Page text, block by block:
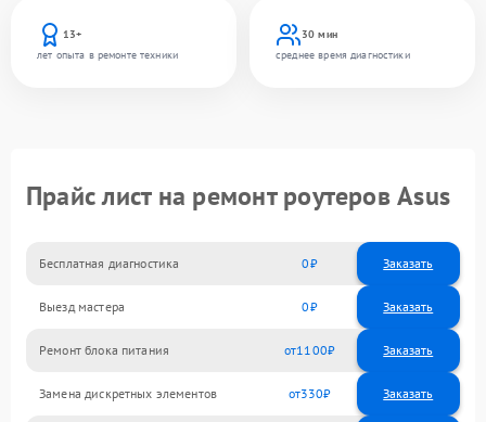
13+
лет опыта в ремонте техники
30 мин
среднее время диагностики
Прайс лист на ремонт роутеров Asus
Бесплатная диагностика 0 Заказать
Выезд мастера 0 Заказать
Ремонт блока питания 1100
Замена дискретных элементов 330